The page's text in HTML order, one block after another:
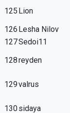
125 Lion
126 Lesha Nilov
127Sedoi11
128reyden
129valrus
130sidaya